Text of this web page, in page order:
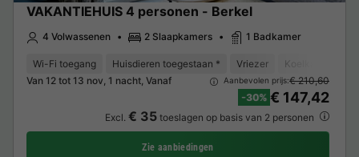
VAKANTIEHUIS 4 personen - Berkel
4 Volwassenen 2 Slaapkamers 1 Badkamer
Wi-Fi toegang Huisdieren toegestaan * Vriezer Koelkast
Van 12 tot 13 nov, 1 nacht, Vanaf
Aanbevolen prijs:€ 210,60
-30% € 147,42
Excl. € 35toeslagen op basis van 2 personen
Zie aanbiedingen